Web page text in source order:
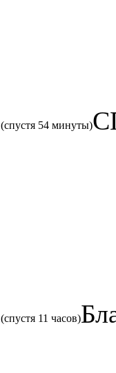
(спустя 54 минуты)
(спустя 11 часов)